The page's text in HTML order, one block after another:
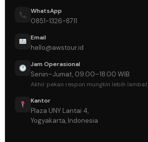
WhatsApp
0851-1326-8711
Email
hello@awstour.id
Jam Operasional
Senin–Jumat, 09.00–18.00 WIB
Akhir pekan respon mungkin lebih lambat
Kantor
Plaza UNY Lantai 4,
Yogyakarta, Indonesia